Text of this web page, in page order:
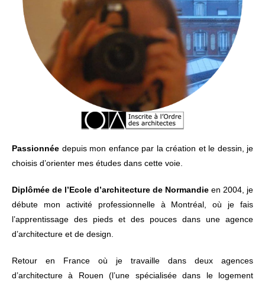
Passionnée depuis mon enfance par la création et le dessin, je
choisis d’orienter mes études dans cette voie.
Diplômée de l’Ecole d’architecture de Normandie en 2004, je
débute mon activité professionnelle à Montréal, où je fais
l’apprentissage des pieds et des pouces dans une agence
d’architecture et de design.
Retour en France où je travaille dans deux agences
d’architecture à Rouen (l’une spécialisée dans le logement